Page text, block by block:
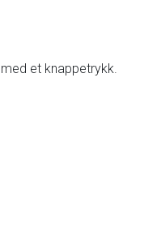
et knappetrykk.